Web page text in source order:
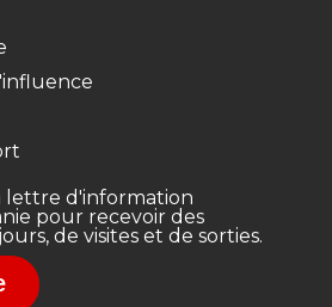
lettre d'information
pour recevoir des
de visites et de sorties.